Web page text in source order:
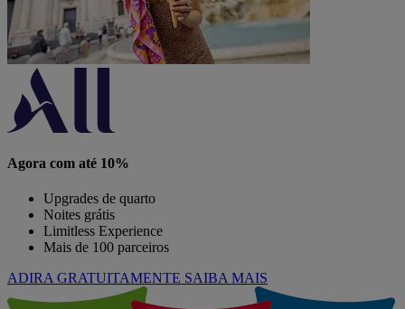
Agora com até 10%
Upgrades de quarto
Noites grátis
Limitless Experience
Mais de 100 parceiros
ADIRA GRATUITAMENTE SAIBA MAIS